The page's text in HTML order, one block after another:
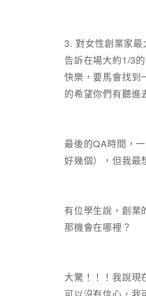
3. 對女性創業家
告訴在場大約1/3
快樂，要馬會找到
的希望你們有聽進
最後的QA時間，
好幾個），但我最
有位學生說，創業
那機會在哪裡？
大驚！！！我說現
可以沒有信心，我